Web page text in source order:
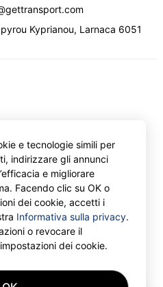
Kyprianou, Larnaca 6051
GetTransport®
Limited.
e tecnologie simili per
indirizzare gli annunci
e migliorare
Facendo clic su OK o
dei cookie, accetti i
Informativa sulla privacy.
o revocare il
dei cookie.